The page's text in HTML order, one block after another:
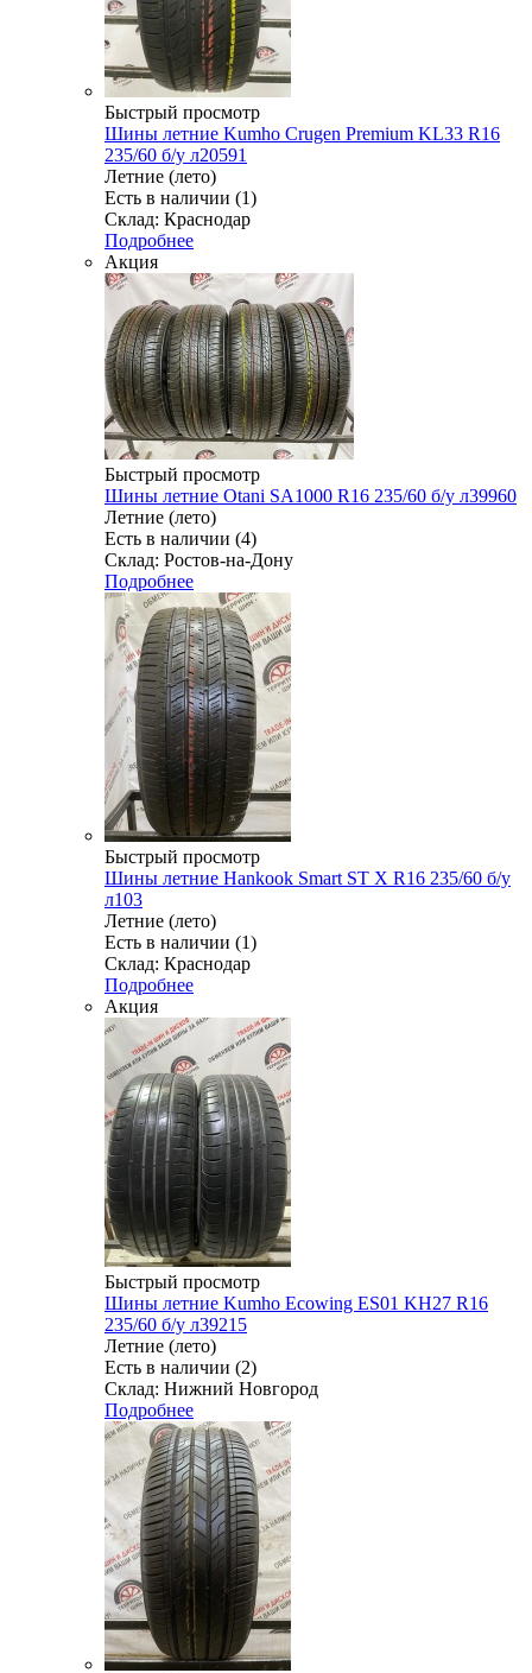
Быстрый просмотр
Шины летние Kumho Crugen Premium KL33 R16
235/60 б/у л20591
Летние (лето)
Есть в наличии (1)
Склад: Краснодар
Подробнее
Акция
Быстрый просмотр
Шины летние Otani SA1000 R16 235/60 б/у л39960
Летние (лето)
Есть в наличии (4)
Склад: Ростов-на-Дону
Подробнее
Быстрый просмотр
Шины летние Hankook Smart ST X R16 235/60 б/у
л103
Летние (лето)
Есть в наличии (1)
Склад: Краснодар
Подробнее
Акция
Быстрый просмотр
Шины летние Kumho Ecowing ES01 KH27 R16
235/60 б/у л39215
Летние (лето)
Есть в наличии (2)
Склад: Нижний Новгород
Подробнее